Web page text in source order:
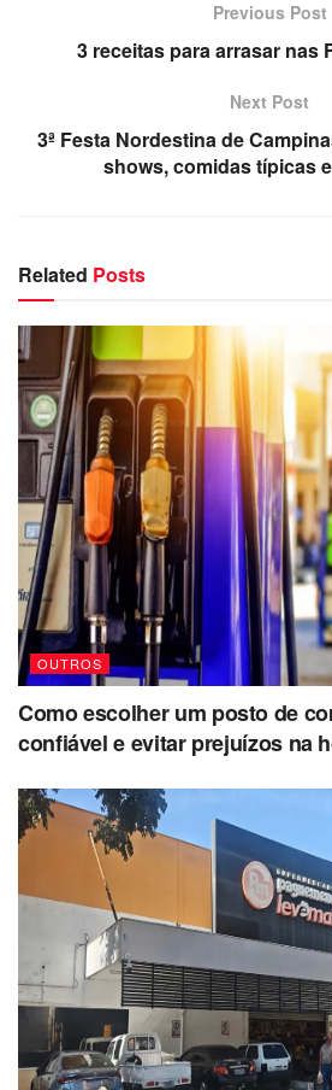
Previous Post
3 receitas para arrasar nas
Next Post
3ª Festa Nordestina de
shows, comidas típicas
Related Posts
OUTROS
Como escolher um posto de
confiável e evitar prejuízos na